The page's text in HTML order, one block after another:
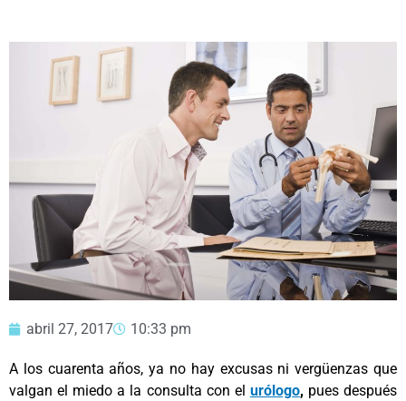
abril 27, 2017 10:33 pm
A los cuarenta años, ya no hay excusas ni vergüenzas que
valgan el miedo a la consulta con el urólogo, pues después